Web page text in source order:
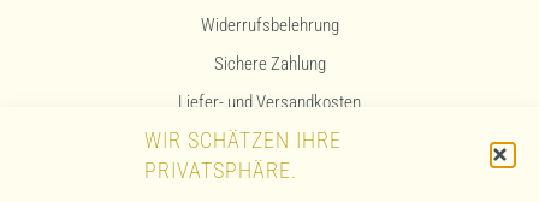
WIR SCHÄTZEN IHRE
PRIVATSPHÄRE.
Widerrufsbelehrung
Sichere Zahlung
Liefer- und Versandkosten
Allergenhinweis